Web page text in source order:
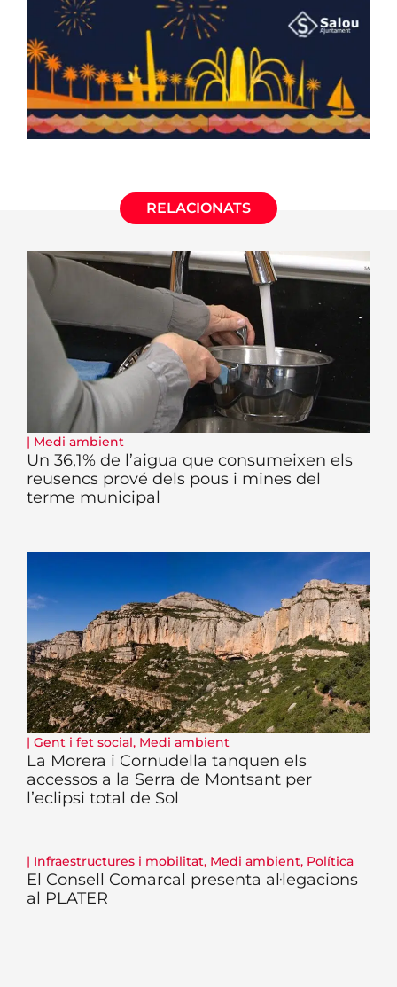
RELACIONATS
| Medi ambient
Un 36,1% de l’aigua que consumeixen els
reusencs prové dels pous i mines del
terme municipal
| Gent i fet social, Medi ambient
La Morera i Cornudella tanquen els
accessos a la Serra de Montsant per
l’eclipsi total de Sol
| Infraestructures i mobilitat, Medi ambient, Política
El Consell Comarcal presenta al·legacions
al PLATER